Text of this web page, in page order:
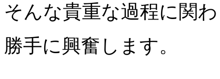
そんな貴重な過程に関
勝手に興奮します。